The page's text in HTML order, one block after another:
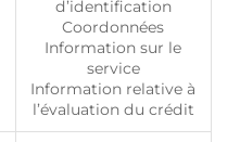
d’identification
Coordonnées
Information sur le
service
Information relative à
l’évaluation du crédit